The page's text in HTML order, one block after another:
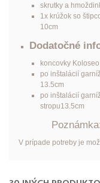
skrutky a
1x krúžok so
10cm
Dodatočné
koncovky
po inštalácií
13.5cm
po inštalácií
stropu13.5cm
Poznámka:
V prípade potreby je